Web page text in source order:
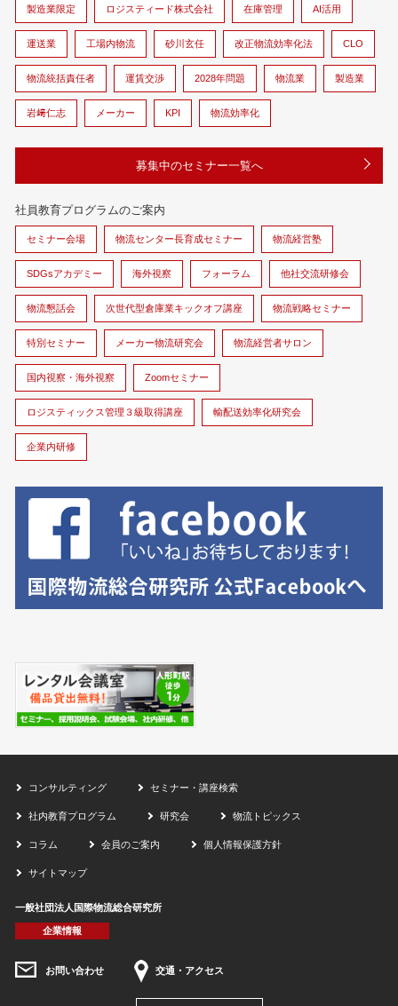
製造業限定 ロジスティード株式会社 在庫管理 AI活用
運送業 工場内物流 砂川玄任 改正物流効率化法 CLO
物流統括責任者 運賃交渉 2028年問題 物流業 製造業
岩﨑仁志 メーカー KPI 物流効率化
募集中のセミナー一覧へ
社員教育プログラムのご案内
セミナー会場 物流センター長育成セミナー 物流経営塾
SDGsアカデミー 海外視察 フォーラム 他社交流研修会
物流懇話会 次世代型倉庫業キックオフ講座 物流戦略セミナー
特別セミナー メーカー物流研究会 物流経営者サロン
国内視察・海外視察 Zoomセミナー
ロジスティックス管理３級取得講座 輸配送効率化研究会
企業内研修
コンサルティング セミナー・講座検索
社内教育プログラム 研究会 物流トピックス
コラム 会員のご案内 個人情報保護方針
サイトマップ
一般社団法人国際物流総合研究所
企業情報
お問い合わせ 交通・アクセス